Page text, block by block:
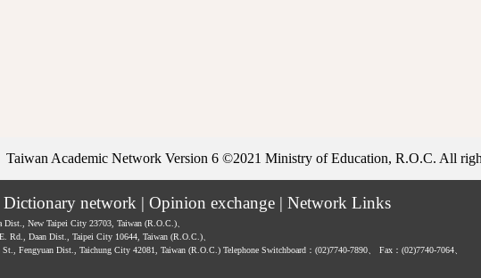
Taiwan Academic Network Version 6 ©2021 Ministry of Education, R.O.C. All
Dictionary network | Opinion exchange | Network Links
Dist., New Taipei City 23703, Taiwan (R.O.C.)、
Rd., Daan Dist., Taipei City 10644, Taiwan (R.O.C.)、
Fengyuan Dist., Taichung City 42081, Taiwan (R.O.C.) Telephone Switchboard：(02)7740-7890、
Fax：(02)7740-7064、